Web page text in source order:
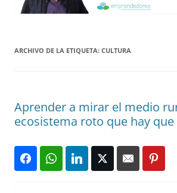
ARCHIVO DE LA ETIQUETA: CULTURA
Aprender a mirar el medio
ecosistema roto que hay